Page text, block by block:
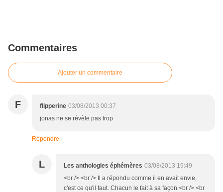
Commentaires
Ajouter un commentaire
F flipperine 03/08/2013 00:37
jonas ne se révèle pas trop
Répondre
L Les anthologies éphémères 03/08/2013 19:49
<br /> <br /> Il a répondu comme il en avait envie,
c'est ce qu'il faut. Chacun le fait à sa façon.<br /> <br